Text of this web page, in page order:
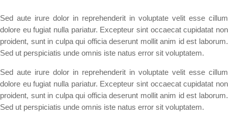
Sed aute irure dolor in reprehenderit in voluptate velit esse cillum
dolore eu fugiat nulla pariatur. Excepteur sint occaecat cupidatat non
proident, sunt in culpa qui officia deserunt mollit anim id est laborum.
Sed ut perspiciatis unde omnis iste natus error sit voluptatem.
Sed aute irure dolor in reprehenderit in voluptate velit esse cillum
dolore eu fugiat nulla pariatur. Excepteur sint occaecat cupidatat non
proident, sunt in culpa qui officia deserunt mollit anim id est laborum.
Sed ut perspiciatis unde omnis iste natus error sit voluptatem.